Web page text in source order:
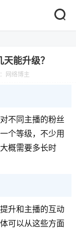
能升级？
网络博主
不同主播的粉丝
个等级，不少用
概需要多长时
升和主播的互动
可以从这些方面